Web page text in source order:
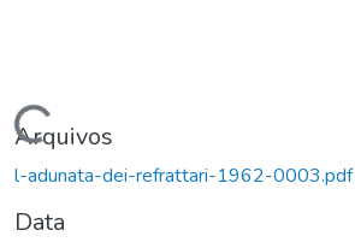
Carregando...
Arquivos
l-adunata-dei-refrattari-1962-0003.pdf
Data